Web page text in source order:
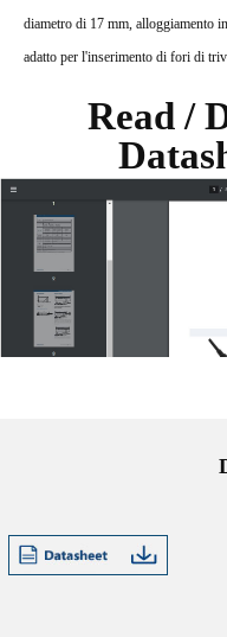
diametro di 17 mm, alloggiamento
adatto per l'inserimento di fori di
Read /